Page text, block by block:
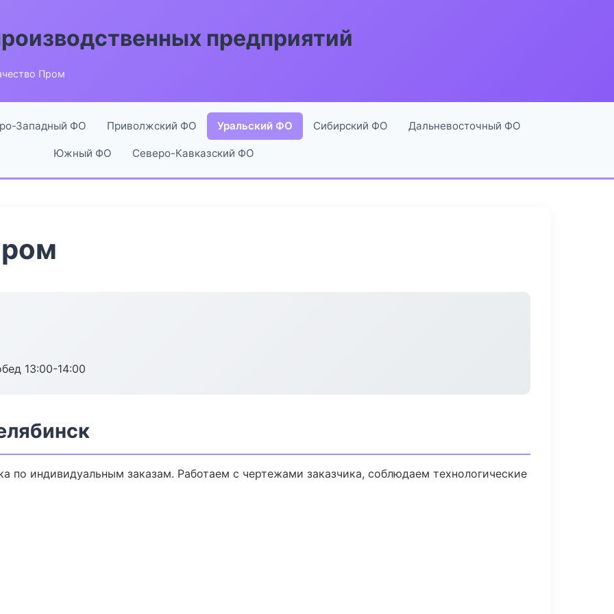
предприятий
Пром
Западный ФО Приволжский ФО Уральский ФО Сибирский ФО Дальневосточный ФО
Южный ФО Северо-Кавказский ФО
13:00-14:00
по индивидуальным заказам. Работаем с чертежами заказчика, соблюдаем технологические